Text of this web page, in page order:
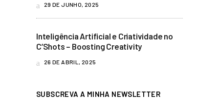
29 DE JUNHO, 2025
Inteligência Artificial e Criatividade no
C’Shots – Boosting Creativity
26 DE ABRIL, 2025
SUBSCREVA A MINHA NEWSLETTER